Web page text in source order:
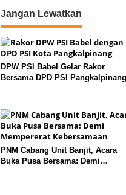
Jangan Lewatkan
DPW PSI Babel Gelar Rakor
Bersama DPD PSI Pangkalpinang
PNM Cabang Unit Banjit, Acara
Buka Pusa Bersama: Demi